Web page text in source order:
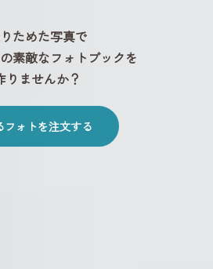
ためた写真で
素敵なフォトブックを
りませんか？
フォトを注文する